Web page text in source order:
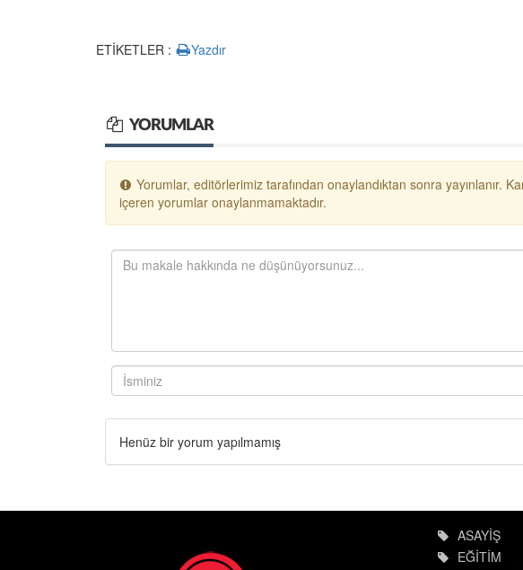
ETİKETLER :
Yazdır
YORUMLAR
Yorumlar, editörlerimiz tarafından onaylandıktan sonra yayınlanır.
içeren yorumlar onaylanmamaktadır.
Henüz bir yorum yapılmamış
ASAYİŞ
EĞİTİM